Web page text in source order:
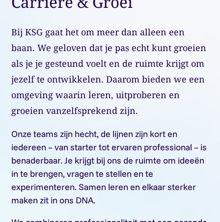
Bij KSG gaat het om meer dan alleen een
baan. We geloven dat je pas echt kunt groeien
als je je gesteund voelt en de ruimte krijgt om
jezelf te ontwikkelen. Daarom bieden we een
omgeving waarin leren, uitproberen en
groeien vanzelfsprekend zijn.
Onze teams zijn hecht, de lijnen zijn kort en
iedereen – van starter tot ervaren professional – is
benaderbaar. Je krijgt bij ons de ruimte om ideeën
in te brengen, vragen te stellen en te
experimenteren. Samen leren en elkaar sterker
maken zit in ons DNA.